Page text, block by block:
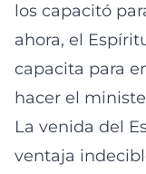
los capacitó
ahora, el
capacita para
hacer el
La venida del
ventaja